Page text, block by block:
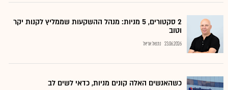
2 סקטורים, 5 מניות: מנהל ההשקעות שממליץ לקנות יקר
וטוב
23.06.2026 נתנאל אריאל
כשהאנשים האלה קונים מניות, כדאי לשים לב